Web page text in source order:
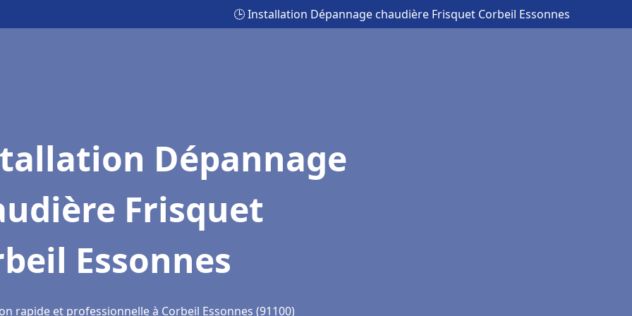
🕒 Installation Dépannage chaudière Frisquet Corbeil Essonnes
Dépannage
Frisquet
Essonnes
rapide et professionnelle à Corbeil Essonnes (91100)